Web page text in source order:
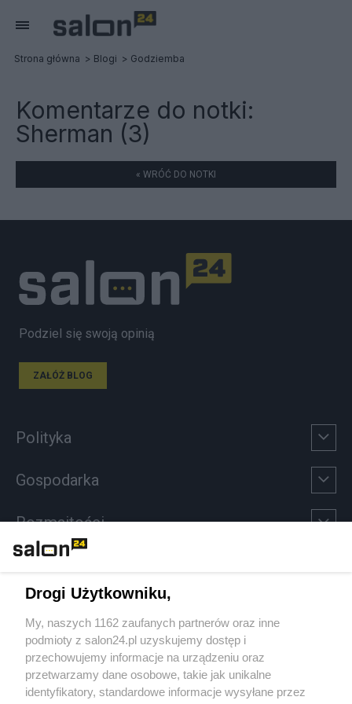
Strona główna Blogi Godziemba
Komentarze do notki:
Sherman (3)
« WRÓĆ DO NOTKI
Podziel się swoją opinią
ZAŁÓŻ BLOG
Polityka
Gospodarka
Rozmaitości
Sport
Społeczeństwo
Kultura
Drogi Użytkowniku,
My, naszych 1162 zaufanych partnerów oraz inne
podmioty z salon24.pl uzyskujemy dostęp i
przechowujemy informacje na urządzeniu oraz
przetwarzamy dane osobowe, takie jak unikalne
identyfikatory, standardowe informacje wysyłane przez